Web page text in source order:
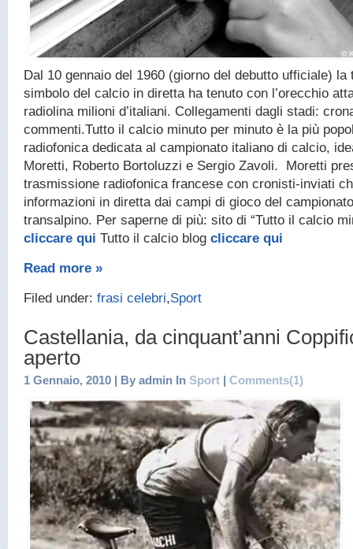
Dal 10 gennaio del 1960 (giorno del debutto ufficiale) la
simbolo del calcio in diretta ha tenuto con l’orecchio
radiolina milioni d’italiani. Collegamenti dagli stadi:
commenti.Tutto il calcio minuto per minuto è la più
radiofonica dedicata al campionato italiano di calcio,
Moretti, Roberto Bortoluzzi e Sergio Zavoli. Moretti
trasmissione radiofonica francese con cronisti-inviati
informazioni in diretta dai campi di gioco del
transalpino. Per saperne di più: sito di “Tutto il calcio
cliccare qui Tutto il calcio blog cliccare qui
Read more »
Filed under: frasi celebri,Sport
Castellania, da cinquant’anni
aperto
1 Gennaio, 2010 | By admin In Sport | Comments(1)